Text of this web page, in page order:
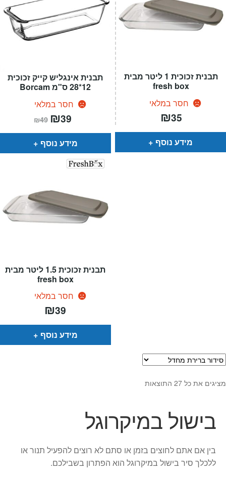
תבנית אינגליש קייק זכוכית
12*28 ס"מ Borcam
חסר במלאי
₪49 המחיר
המקורי
היה:
₪49.
₪39
הוא:
מידע נוסף
תבנית זכוכית 1 ליטר מבית
fresh box
חסר במלאי
₪35
מידע נוסף
תבנית זכוכית 1.5 ליטר מבית
fresh box
חסר במלאי
₪39
מידע נוסף
מציגים את כל ⁦27⁩ התוצאות
בישול במיקרוגל
בין אם אתם לחוצים בזמן או סתם לא רוצים להפעיל תנור או
ללכלך סיר בישול במיקרוגל הוא הפתרון בשבילכם.